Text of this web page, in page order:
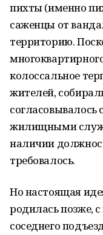
пихты (именно
саженцы от
территорию.
колоссальное
жителей,
жилищными
наличии
требовалось.
Но настоящая
родилась позже,
соседнего